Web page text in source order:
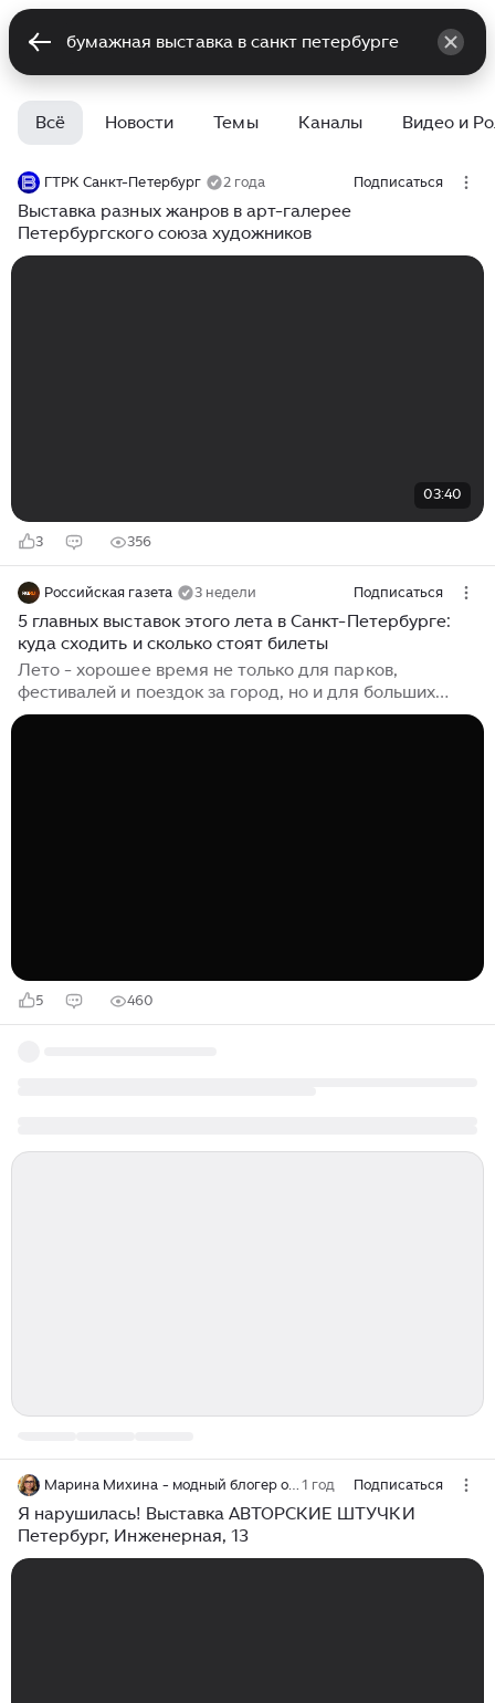
Всё Новости Темы Каналы Видео и
ГТРК Санкт-Петербург 2 года Подписаться
Выставка разных жанров в арт-галерее
Петербургского союза художников
03:40
3 356
Российская газета 3 недели Подписаться
5 главных выставок этого лета в Санкт-Петербурге:
куда сходить и сколько стоят билеты
Лето - хорошее время не только для парков,
фестивалей и поездок за город, но и для больших
музейных маршрутов. Представленные
5 460
Марина Михина - модный блогер о стиле без комплексов и табу! 1 год Подписаться
Я нарушилась! Выставка АВТОРСКИЕ ШТУЧКИ
Петербург, Инженерная, 13